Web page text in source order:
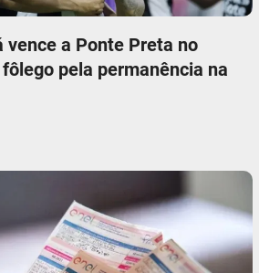
vence a Ponte Preta no
pela permanência na